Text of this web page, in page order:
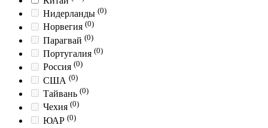
Нидерланды (0)
Норвегия (0)
Парагвай (0)
Португалия (0)
Россия (0)
США (0)
Тайвань (0)
Чехия (0)
ЮАР (0)